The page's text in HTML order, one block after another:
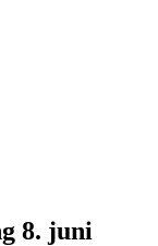
8. juni